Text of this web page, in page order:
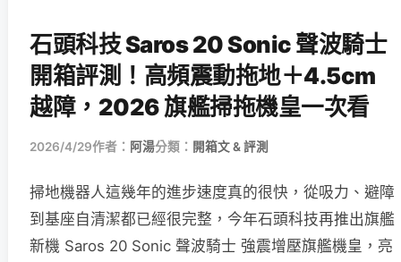
石頭科技 Saros 20 Sonic 聲波騎士
開箱評測！高頻震動拖地＋4.5cm
越障，2026 旗艦掃拖機皇一次看
2026/4/29作者： 阿湯分類： 開箱文 & 評測
掃地機器人這幾年的進步速度真的很快，從吸力、避障
到基座自清潔都已經很完整，今年石頭科技再推出旗艦
新機 Saros 20 Sonic 聲波騎士 強震增壓旗艦機皇，亮